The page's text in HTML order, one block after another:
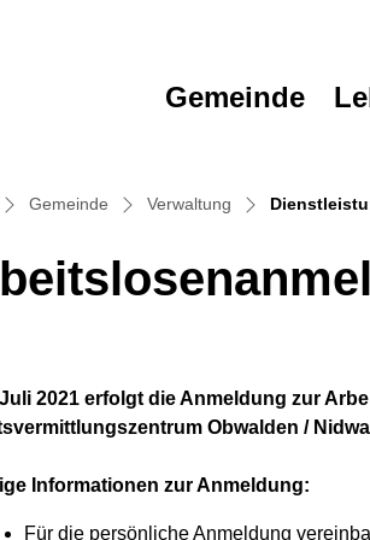
Gemeinde
Gemeinde Verwaltung
2021 erfolgt die Anmeldung zur
Obwalden /
Informationen zur Anmeldung:
Für die persönliche Anmeldung
Objekte